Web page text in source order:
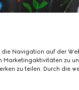
Navigation auf der
Marketingaktivitäten zu
zu teilen. Durch die